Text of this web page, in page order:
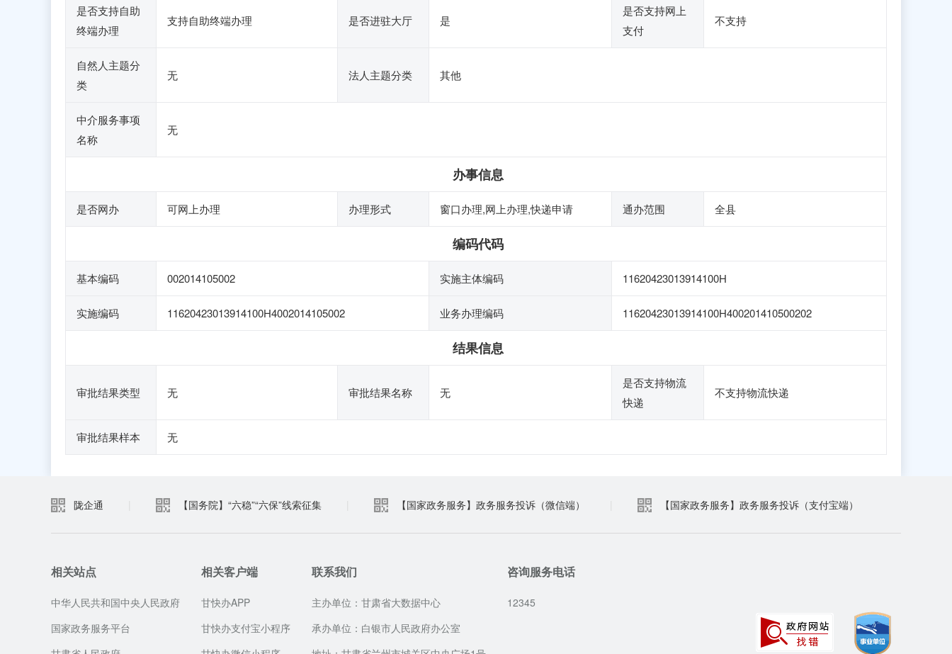
是否支持自助
终端办理
支持自助终端办理 是否进驻大厅 是
是否支持网上
支付
不支持
自然人主题分
类
无 法人主题分类 其他
中介服务事项
名称
无
办事信息
是否网办 可网上办理 办理形式 窗口办理,网上办理,快递申请 通办范围 全县
编码代码
基本编码 002014105002 实施主体编码 11620423013914100H
实施编码 11620423013914100H4002014105002 业务办理编码 11620423013914100H400201410500202
结果信息
审批结果类型 无 审批结果名称 无
是否支持物流
快递
不支持物流快递
审批结果样本 无
陇企通 【国务院】“六稳”“六保”线索征集 【国家政务服务】政务服务投诉（微信端） 【国家政务服务】政务服务投诉（支付宝端）
相关站点
中华人民共和国中央人民政府
国家政务服务平台
相关客户端
甘快办APP
甘快办支付宝小程序
联系我们
主办单位：甘肃省大数据中心
承办单位：白银市人民政府办公室
咨询服务电话
12345